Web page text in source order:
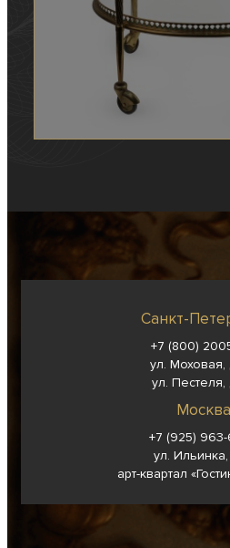
Санкт-
+7 (800)
ул. Моховая,
ул. Пестеля,
Москва
+7 (925)
ул.
арт-квартал